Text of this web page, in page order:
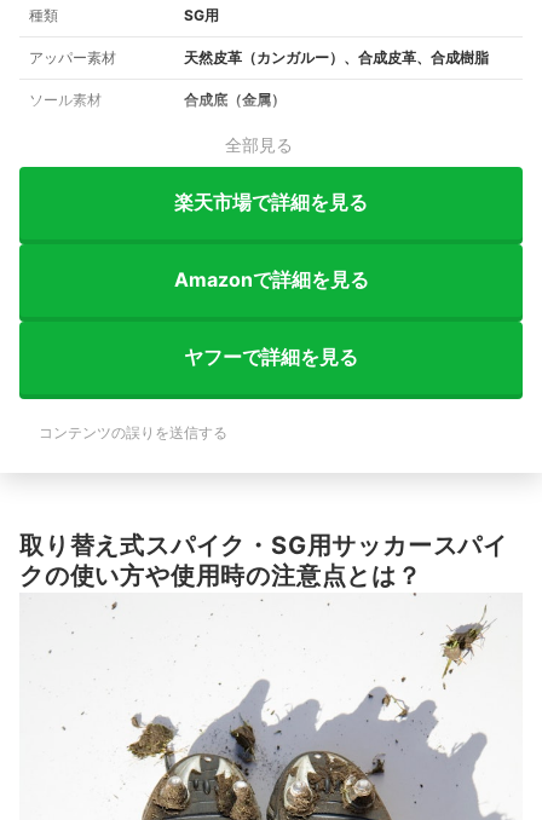
種類 SG用
アッパー素材 天然皮革（カンガルー）、合成皮革、合成樹脂
ソール素材 合成底（金属）
全部見る
楽天市場で詳細を見る
Amazonで詳細を見る
ヤフーで詳細を見る
コンテンツの誤りを送信する
取り替え式スパイク・SG用サッカースパイ
クの使い方や使用時の注意点とは？